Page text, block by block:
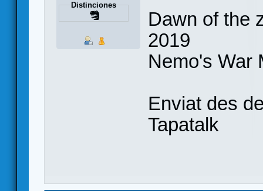
Distinciones
Dawn of the
2019
Nemo's War
Enviat des
Tapatalk